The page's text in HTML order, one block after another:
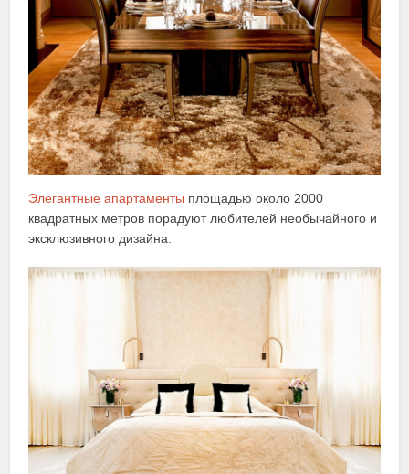
Элегантные апартаменты площадью около 2000
квадратных метров порадуют любителей необычайного и
эксклюзивного дизайна.